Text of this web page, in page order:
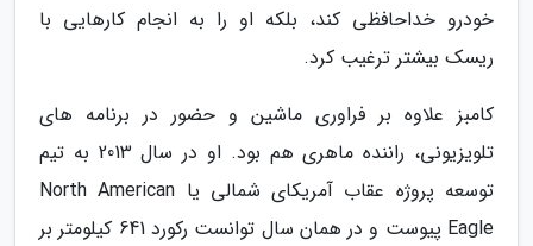
خودرو خداحافظی کند، بلکه او را به انجام کارهایی با
ریسک بیشتر ترغیب کرد.
کامبز علاوه بر فراوری ماشین و حضور در برنامه های
تلویزیونی، راننده ماهری هم بود. او در سال 2013 به تیم
توسعه پروژه عقاب آمریکای شمالی یا North American
Eagle پیوست و در همان سال توانست رکورد 641 کیلومتر بر